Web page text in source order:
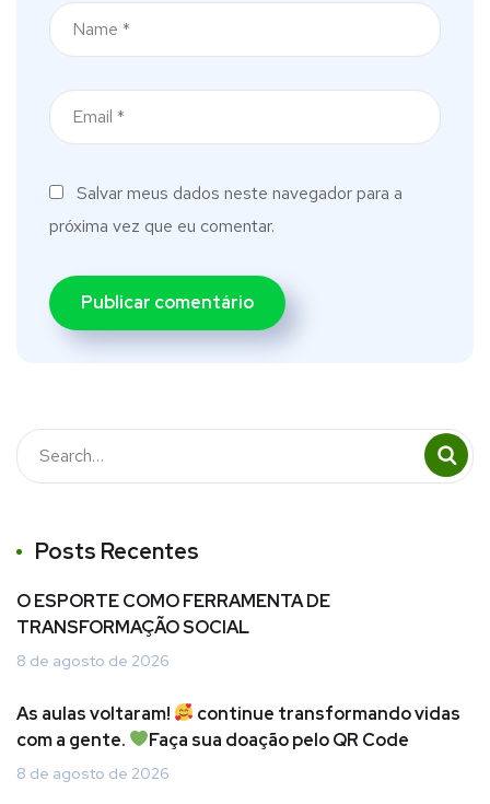
Salvar meus dados neste navegador para a
próxima vez que eu comentar.
Posts Recentes
O ESPORTE COMO FERRAMENTA DE
TRANSFORMAÇÃO SOCIAL
8 de agosto de 2026
As aulas voltaram!
continue transformando vidas
com a gente.
Faça sua doação pelo QR Code
8 de agosto de 2026